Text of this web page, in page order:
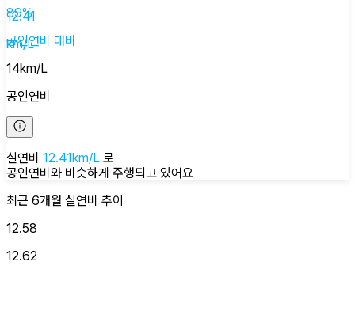
12.41
km/L
89%
공인연비 대비
14km/L
공인연비
실연비 12.41km/L 로
공인연비와 비슷하게 주행되고 있어요
최근 6개월 실연비 추이
12.58
12.62